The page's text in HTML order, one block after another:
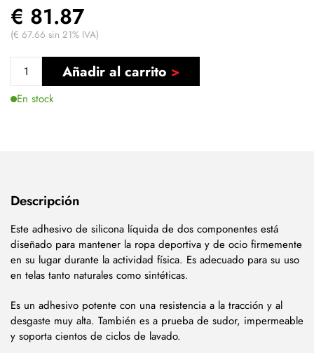
€ 81.87
(€ 67.66 sin 21% IVA)
Añadir al carrito
En stock
Descripción
Este adhesivo de silicona líquida de dos componentes está
diseñado para mantener la ropa deportiva y de ocio firmemente
en su lugar durante la actividad física. Es adecuado para su uso
en telas tanto naturales como sintéticas.
Es un adhesivo potente con una resistencia a la tracción y al
desgaste muy alta. También es a prueba de sudor, impermeable
y soporta cientos de ciclos de lavado.